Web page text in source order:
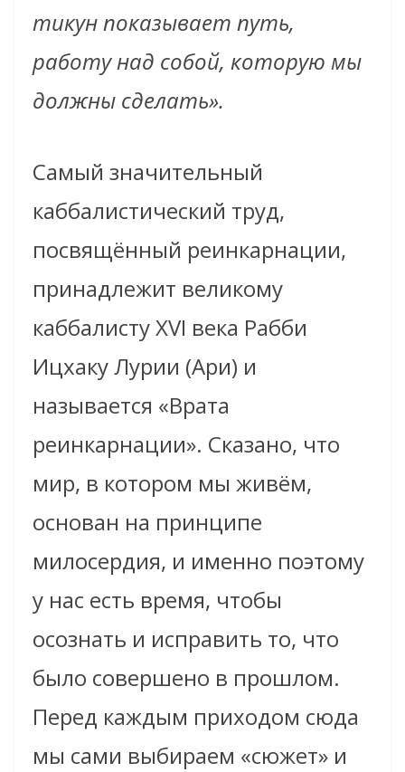
тикун показывает путь,
работу над собой, которую мы
должны сделать».
Самый значительный
каббалистический труд,
посвящённый реинкарнации,
принадлежит великому
каббалисту XVI века Рабби
Ицхаку Лурии (Ари) и
называется «Врата
реинкарнации». Сказано, что
мир, в котором мы живём,
основан на принципе
милосердия, и именно поэтому
у нас есть время, чтобы
осознать и исправить то, что
было совершено в прошлом.
Перед каждым приходом сюда
мы сами выбираем «сюжет» и